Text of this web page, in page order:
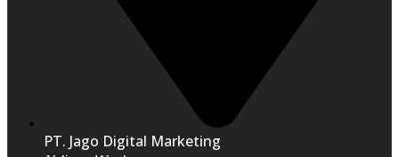
PT. Jago Digital Marketing